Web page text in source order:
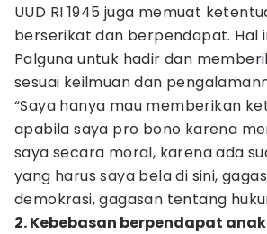
UUD RI 1945 juga memuat
berserikat dan berpendapat. Hal
Palguna untuk hadir dan
sesuai keilmuan dan
“Saya hanya mau memberikan
apabila saya pro bono karena
saya secara moral, karena ada
yang harus saya bela di sini,
demokrasi, gagasan tentang
2. Kebebasan berpendapat